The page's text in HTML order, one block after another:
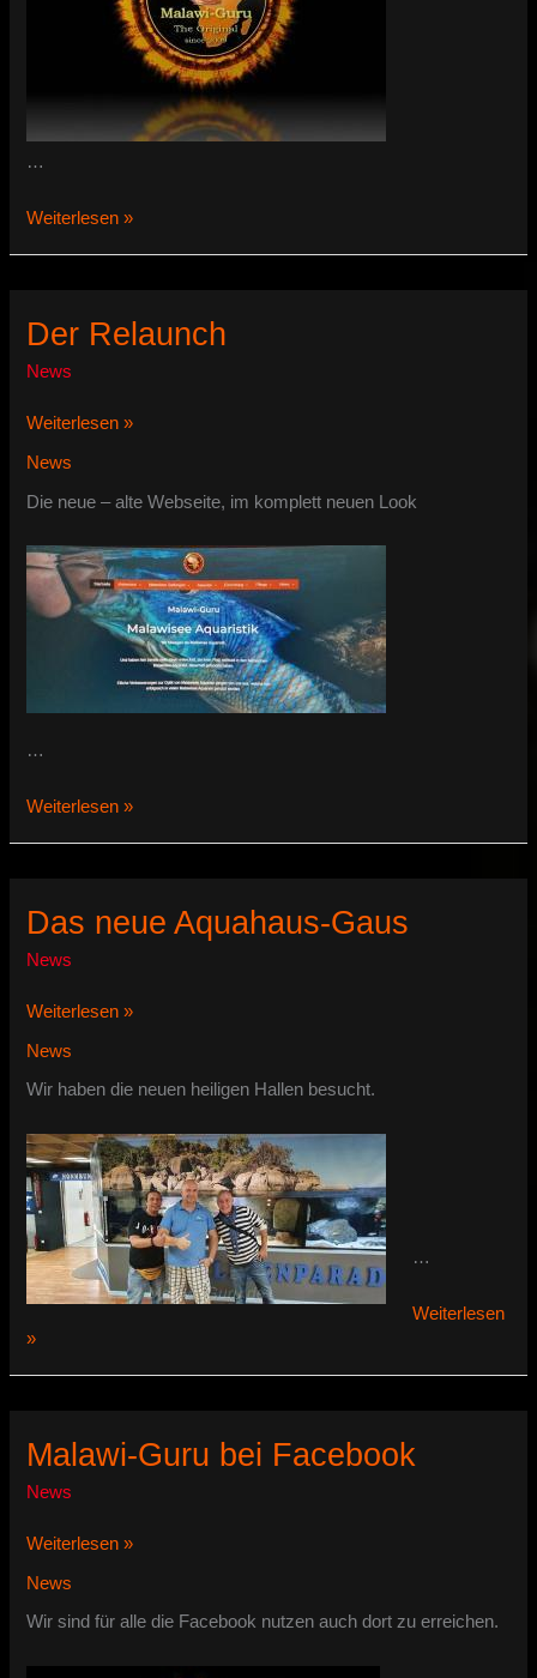
…
Webseite
Startbildschirm
Weiterlesen »
Der Relaunch
News
Der
Weiterlesen »
News
Die neue – alte Webseite, im komplett neuen Look
…
Der
Weiterlesen »
Das neue Aquahaus-Gaus
News
Das
Aquahaus-
Gaus
Weiterlesen »
News
Wir haben die neuen heiligen Hallen besucht.
…
Das
Weiterlesen
»
Malawi-Guru bei Facebook
News
Malawi-
bei
Facebook
Weiterlesen »
News
Wir sind für alle die Facebook nutzen auch dort zu erreichen.